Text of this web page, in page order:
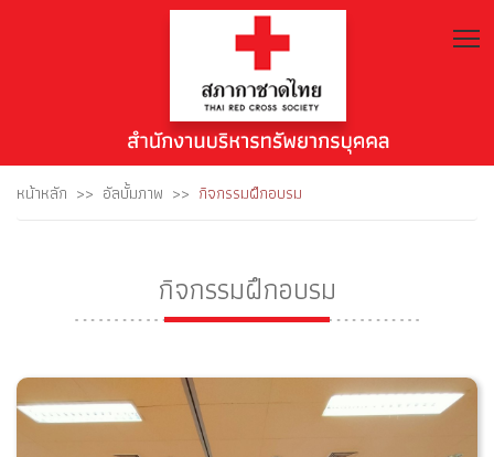
หน้าหลัก อัลบั้มภาพ กิจกรรมฝึกอบรม
กิจกรรมฝึกอบรม